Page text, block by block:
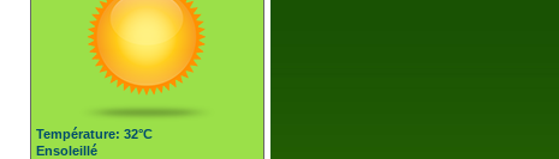
Température: 32°C
Ensoleillé